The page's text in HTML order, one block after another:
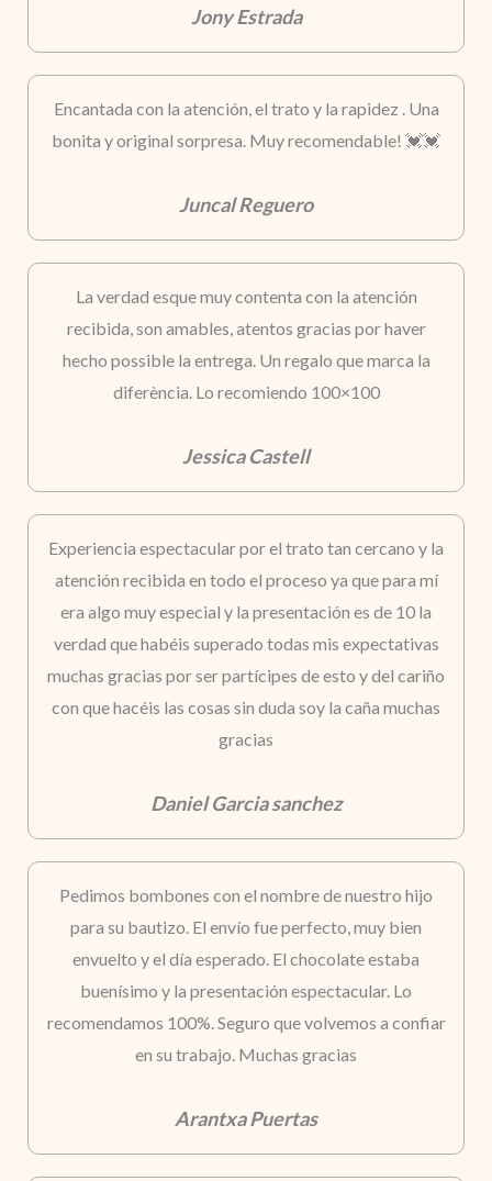
Jony Estrada
Encantada con la atención, el trato y la rapidez . Una
bonita y original sorpresa. Muy recomendable! 💓💓
Juncal Reguero
La verdad esque muy contenta con la atención
recibida, son amables, atentos gracias por haver
hecho possible la entrega. Un regalo que marca la
diferència. Lo recomiendo 100×100
Jessica Castell
Experiencia espectacular por el trato tan cercano y la
atención recibida en todo el proceso ya que para mí
era algo muy especial y la presentación es de 10 la
verdad que habéis superado todas mis expectativas
muchas gracias por ser partícipes de esto y del cariño
con que hacéis las cosas sin duda soy la caña muchas
gracias
Daniel Garcia sanchez
Pedimos bombones con el nombre de nuestro hijo
para su bautizo. El envío fue perfecto, muy bien
envuelto y el día esperado. El chocolate estaba
buenísimo y la presentación espectacular. Lo
recomendamos 100%. Seguro que volvemos a confiar
en su trabajo. Muchas gracias
Arantxa Puertas